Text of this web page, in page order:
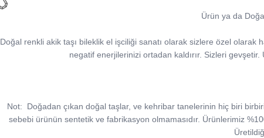
Ürün ya da
Doğal renkli akik taşı bileklik el işciliği sanatı olarak sizlere özel olarak
negatif enerjilerinizi ortadan kaldırır. Sizleri
Not: Doğadan çıkan doğal taşlar, ve kehribar tanelerinin hiç biri
sebebi ürünün sentetik ve fabrikasyon olmamasıdır. Ürünlerimiz